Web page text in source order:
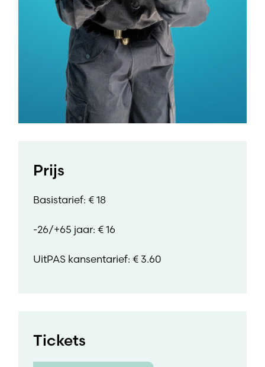
Prijs
Basistarief: € 18
-26/+65 jaar: € 16
UitPAS kansentarief: € 3.60
Tickets